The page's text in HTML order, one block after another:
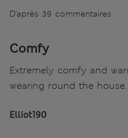
D’après 39 commentaires
Comfy
Extremely comfy and
wearing round the house.
Elliot190